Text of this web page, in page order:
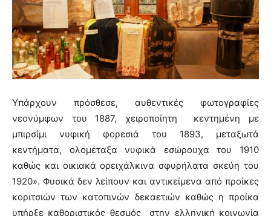
Υπάρχουν πρόσθεσε, αυθεντικές φωτογραφίες
νεονύμφων του 1887, χειροποίητη κεντημένη με
μπιρσίμι νυφική φορεσιά του 1893, μεταξωτά
κεντήματα, ολομέταξα νυφικά εσώρουχα του 1910
καθώς και οικιακά ορειχάλκινα σφυρήλατα σκεύη του
1920». Φυσικά δεν λείπουν και αντικείμενα από προίκες
κοριτσιών των κατοπινών δεκαετιών καθώς η προίκα
υπήρξε καθοριστικός θεσμός στην ελληνική κοινωνία